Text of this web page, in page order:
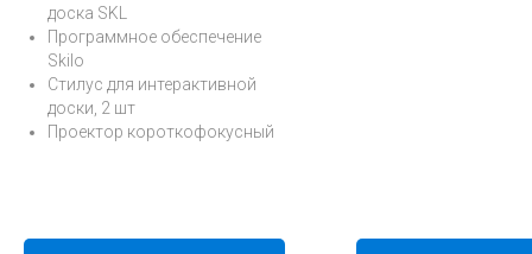
доска SKL
Программное обеспечение
Skilo
Стилус для интерактивной
доски, 2 шт
Проектор короткофокусный